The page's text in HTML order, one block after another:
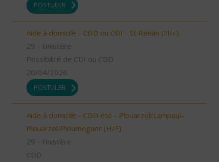
POSTULER
Aide à domicile - CDD ou CDI - St Renan (H/F)
29 - Finistère
Possibilité de CDI ou CDD
20/04/2026
POSTULER
Aide à domicile - CDD été - Plouarzel/Lampaul-
Plouarzel/Ploumoguer (H/F)
29 - Finistère
CDD